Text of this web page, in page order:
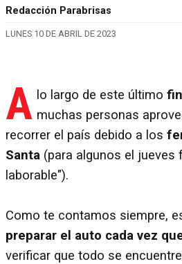
Redacción Parabrisas
LUNES 10 DE ABRIL DE 2023
A lo largo de este último
muchas personas
recorrer el país debido a los
Santa (para algunos el jueves
laborable").
Como te contamos siempre,
preparar el auto cada vez
verificar que todo se